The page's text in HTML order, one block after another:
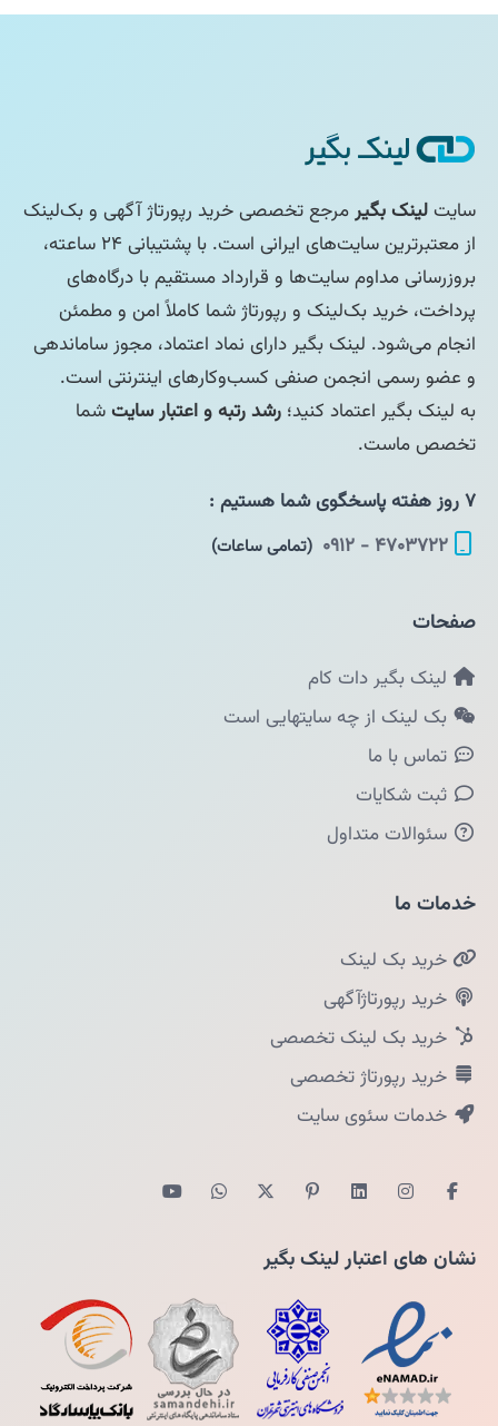
سایتلینک بگیرمرجع تخصصی خرید رپورتاژ آگهی و بک‌لینک
از معتبرترین سایت‌های ایرانی است. با پشتیبانی ۲۴ ساعته،
بروزرسانی مداوم سایت‌ها و قرارداد مستقیم با درگاه‌های
پرداخت، خرید بک‌لینک و رپورتاژ شما کاملاً امن و مطمئن
انجام می‌شود. لینک بگیر دارای نماد اعتماد، مجوز ساماندهی
و عضو رسمی انجمن صنفی کسب‌وکارهای اینترنتی است.
به لینک بگیر اعتماد کنید؛ رشد رتبه و اعتبار سایتشما
تخصص ماست.
۷ روز هفته پاسخگوی شما هستیم :
۴۷۰۳۷۲۲ - ۰۹۱۲
(تمامی ساعات)
صفحات
لینک بگیر دات کام
بک لینک از چه سایتهایی است
تماس با ما
ثبت شکایات
سئوالات متداول
خدمات ما
خرید بک لینک
خرید رپورتاژآگهی
خرید بک لینک تخصصی
خرید رپورتاژ تخصصی
خدمات سئوی سایت
نشان های اعتبار لینک بگیر